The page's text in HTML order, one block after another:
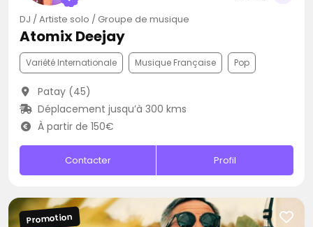
DJ / Artiste solo / Groupe de musique
Atomix Deejay
Variété Internationale Musique Française Pop
Patay (45)
Déplacement jusqu’à 300 kms
À partir de 150€
Contacter Profil
Promotion